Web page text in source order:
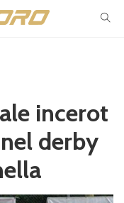
incerot
derby